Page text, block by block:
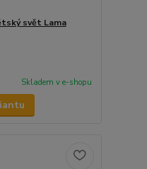
svět Lama
Skladem v e-shopu